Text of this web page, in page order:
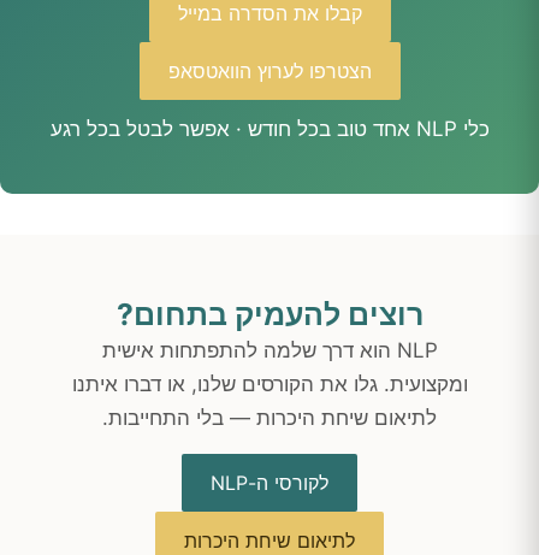
קבלו את הסדרה במייל
הצטרפו לערוץ הוואטסאפ
כלי NLP אחד טוב בכל חודש · אפשר לבטל בכל רגע
רוצים להעמיק בתחום?
NLP הוא דרך שלמה להתפתחות אישית
ומקצועית. גלו את הקורסים שלנו, או דברו איתנו
לתיאום שיחת היכרות — בלי התחייבות.
לקורסי ה-NLP
לתיאום שיחת היכרות